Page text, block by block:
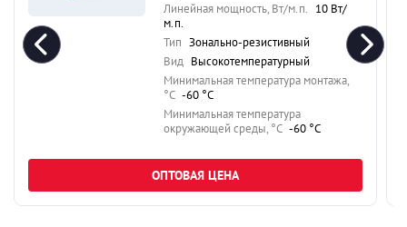
Линейная мощность, Вт/м.п. 10 Вт/
м.п.
Тип Зонально-резистивный
Вид Высокотемпературный
Минимальная температура монтажа,
°C -60 °C
Минимальная температура
окружающей среды, °C -60 °C
ОПТОВАЯ ЦЕНА